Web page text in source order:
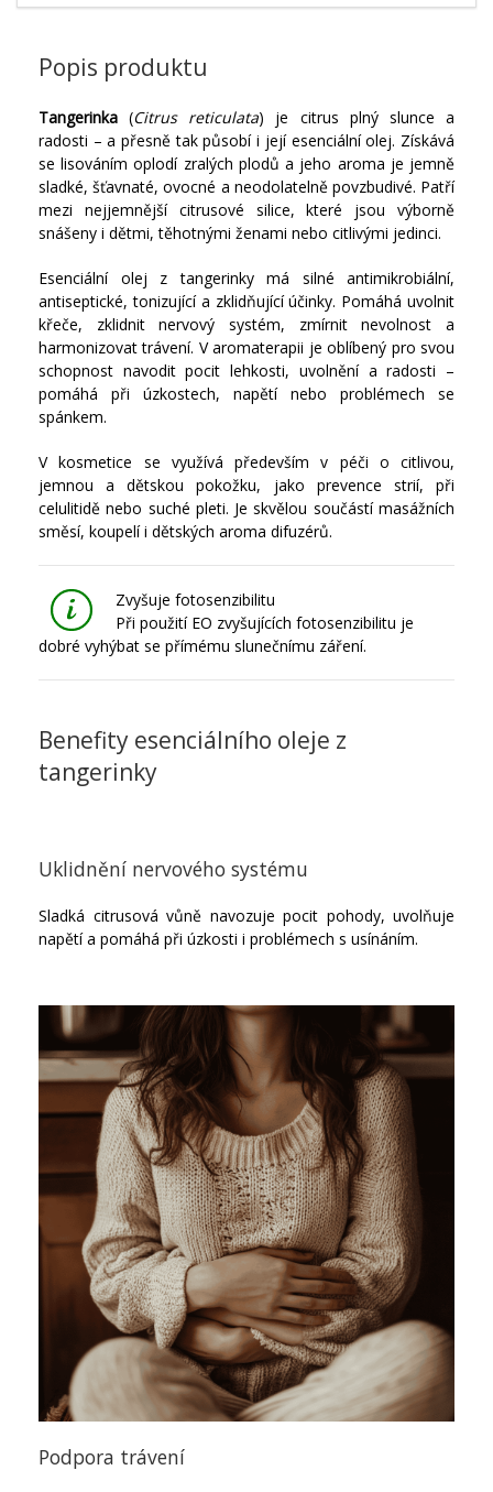
Popis produktu
Tangerinka (Citrus reticulata) je citrus plný slunce a
radosti – a přesně tak působí i její esenciální olej. Získává
se lisováním oplodí zralých plodů a jeho aroma je jemně
sladké, šťavnaté, ovocné a neodolatelně povzbudivé. Patří
mezi nejjemnější citrusové silice, které jsou výborně
snášeny i dětmi, těhotnými ženami nebo citlivými jedinci.
Esenciální olej z tangerinky má silné antimikrobiální,
antiseptické, tonizující a zklidňující účinky. Pomáhá uvolnit
křeče, zklidnit nervový systém, zmírnit nevolnost a
harmonizovat trávení. V aromaterapii je oblíbený pro svou
schopnost navodit pocit lehkosti, uvolnění a radosti –
pomáhá při úzkostech, napětí nebo problémech se
spánkem.
V kosmetice se využívá především v péči o citlivou,
jemnou a dětskou pokožku, jako prevence strií, při
celulitidě nebo suché pleti. Je skvělou součástí masážních
směsí, koupelí i dětských aroma difuzérů.
Zvyšuje fotosenzibilitu
Při použití EO zvyšujících fotosenzibilitu je
dobré vyhýbat se přímému slunečnímu záření.
Benefity esenciálního oleje z
tangerinky
Uklidnění nervového systému
Sladká citrusová vůně navozuje pocit pohody, uvolňuje
napětí a pomáhá při úzkosti i problémech s usínáním.
Podpora trávení